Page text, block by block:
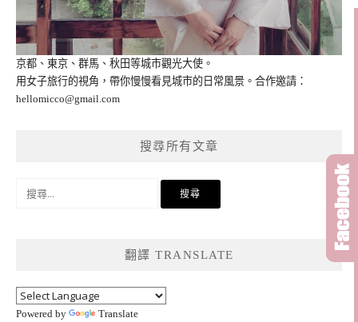
京都、東京、群馬、秋田等城市觀光大使。
用女子旅行的視角，帶你慢慢看見城市的日常風景。合作邀請：
hellomicco@gmail.com
搜尋所有文章
翻譯 TRANSLATE
Powered by Translate